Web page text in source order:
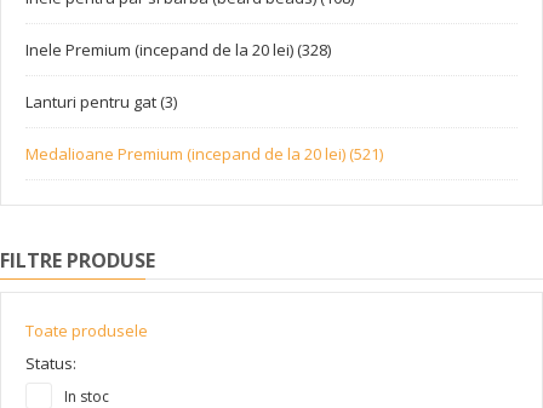
Inele Premium (incepand de la 20 lei) (328)
Lanturi pentru gat (3)
Medalioane Premium (incepand de la 20 lei) (521)
FILTRE PRODUSE
Toate produsele
Status:
In stoc